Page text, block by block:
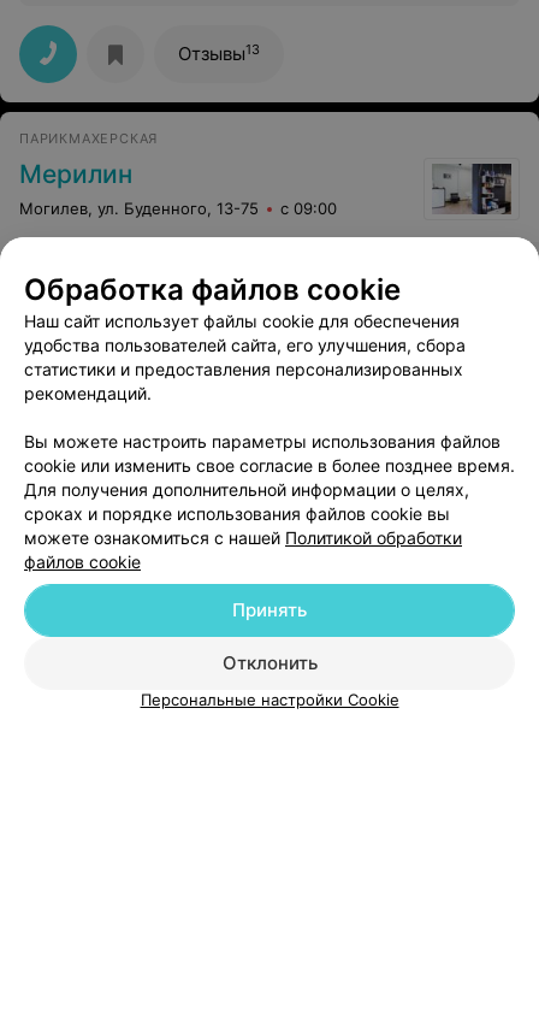
посоветую друзьям. Спасибо за красоту и качество
Отзывы13
ПАРИКМАХЕРСКАЯ
Мерилин
Могилев, ул. Буденного, 13-75 с 09:00
Укладка волос (средние)
Цена по запросу
Торжественная
волос (средние)
Цена по запросу
Добавить компанию
Обработка файлов cookie
Наш сайт использует файлы cookie для обеспечения
удобства пользователей сайта, его улучшения, сбора
статистики и предоставления персонализированных
рекомендаций.
Вы можете настроить параметры использования файлов
cookie или изменить свое согласие в более позднее время.
Для получения дополнительной информации о целях,
сроках и порядке использования файлов cookie вы
можете ознакомиться с нашей Политикой обработки
файлов cookie
Отклонить
Принять
Персональные настройки Cookie